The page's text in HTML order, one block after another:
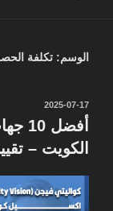
الوسم: تكلفة
نُشر
في
2025-07-17
الكويت –